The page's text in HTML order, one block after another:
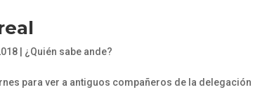
| ¿Quién sabe ande?
para ver a antiguos compañeros de la delegación